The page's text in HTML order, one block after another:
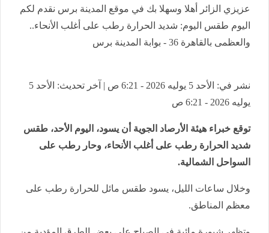
عزيزي الزائر أهلا وسهلا بك في موقع المدينة برس نقدم لكم
اليوم طقس اليوم: شديد الحرارة رطب على أغلب الأنحاء..
والعظمى بالقاهرة 36 - بوابة المدينة برس
نشر في: الأحد 5 يوليه 2026 - 6:21 ص | آخر تحديث: الأحد 5
يوليه 2026 - 6:21 ص
توقع خبراء هيئة الأرصاد الجوية أن يسود، اليوم الأحد، طقس
شديد الحرارة رطب على أغلب الأنحاء، وحار رطب على
السواحل الشمالية.
وخلال ساعات الليل، يسود طقس مائل للحرارة رطب على
معظم المناطق.